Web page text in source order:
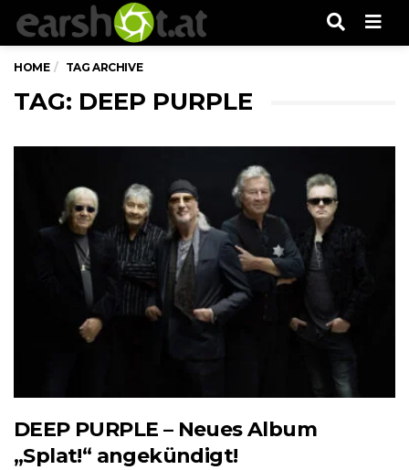
HOME TAG ARCHIVE
TAG: DEEP PURPLE
DEEP PURPLE – Neues Album
„Splat!“ angekündigt!